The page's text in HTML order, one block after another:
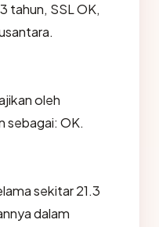
tahun, SSL OK,
oleh
sebagai: OK.
sekitar 21.3
dalam